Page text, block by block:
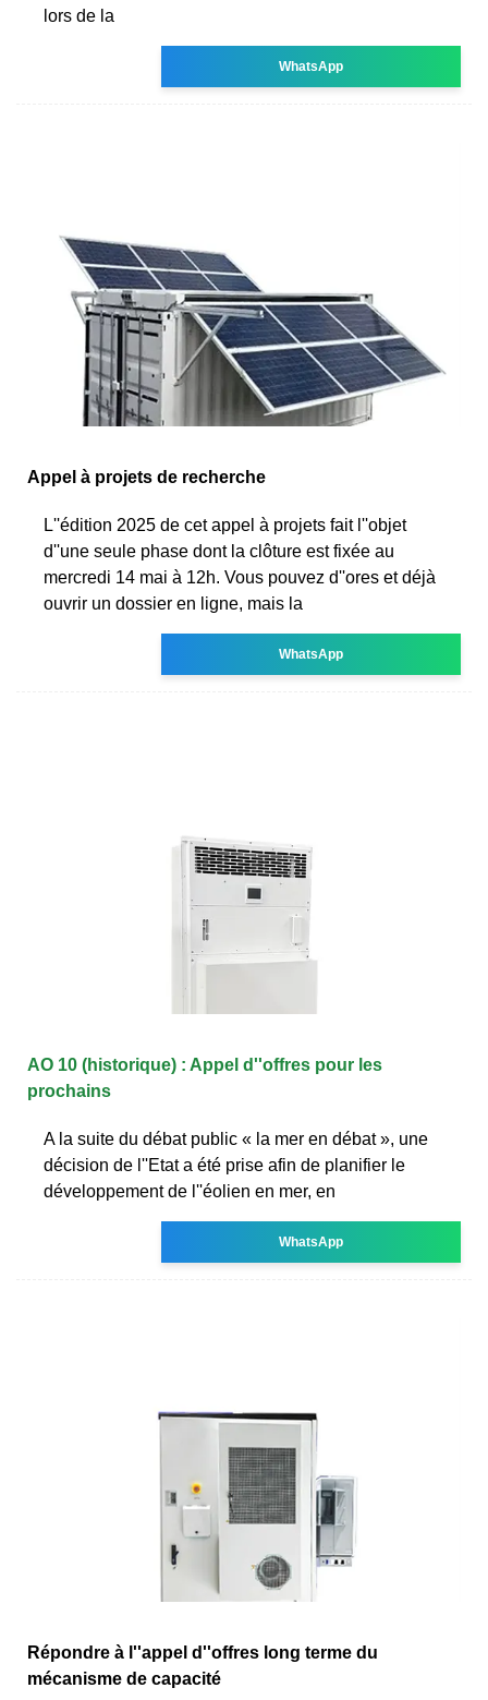
lors de la
WhatsApp
Appel à projets de recherche
L''édition 2025 de cet appel à projets fait l''objet
d''une seule phase dont la clôture est fixée au
mercredi 14 mai à 12h. Vous pouvez d''ores et déjà
ouvrir un dossier en ligne, mais la
WhatsApp
AO 10 (historique) : Appel d''offres pour les
prochains
A la suite du débat public « la mer en débat », une
décision de l''Etat a été prise afin de planifier le
développement de l''éolien en mer, en
WhatsApp
Répondre à l''appel d''offres long terme du
mécanisme de capacité